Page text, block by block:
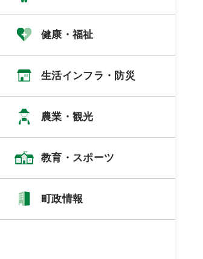
健康・福祉
生活インフラ・防災
農業・観光
教育・スポーツ
町政情報